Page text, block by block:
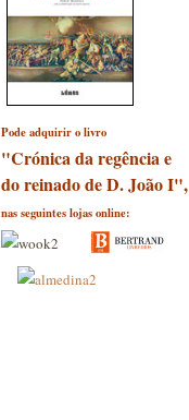
Pode adquirir o livro
"Crónica da regência e
do reinado de D. João I",
nas seguintes lojas online: